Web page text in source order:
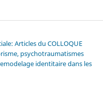
Articles du COLLOQUE
psychotraumatismes
identitaire dans les